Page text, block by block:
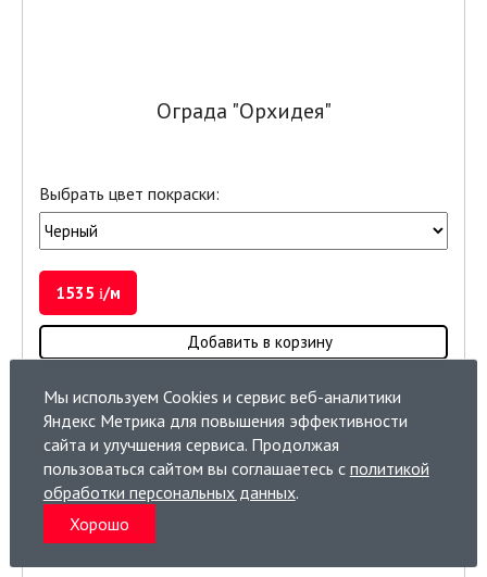
Ограда "Орхидея"
Выбрать цвет покраски:
1535 i/м
Добавить в корзину
Мы используем Cookies и сервис веб-аналитики
Яндекс Метрика для повышения эффективности
сайта и улучшения сервиса. Продолжая
пользоваться сайтом вы соглашаетесь с политикой
обработки персональных данных.
Хорошо